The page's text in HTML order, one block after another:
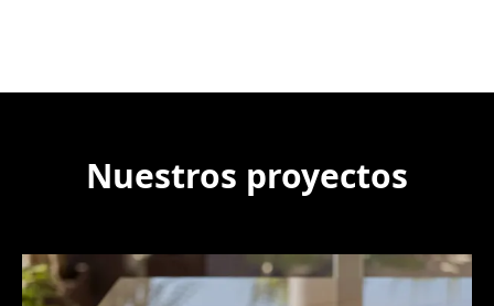
Nuestros proyectos